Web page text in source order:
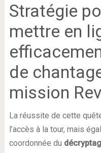
Stratégie
mettre en
de
mission
La réussite de cette
l’accès à la tour, mais
coordonnée du